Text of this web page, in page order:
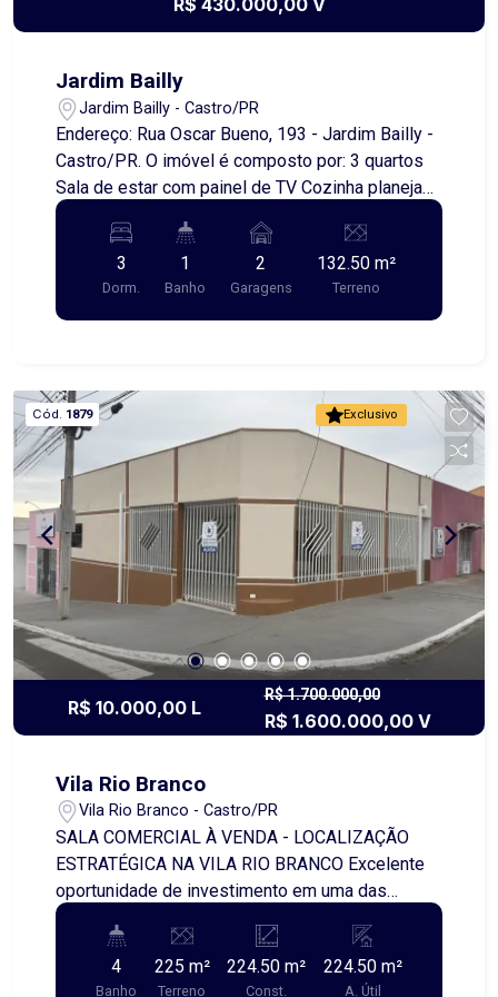
Entre em contato conosco e agende uma visita
propriedade! Venha descobrir as possibilidades
que esta chácara tem a oferecer e faça dela o
seu novo lar ou investimento!
R$ 430.000,00 V
Jardim Bailly
Jardim Bailly - Castro/PR
Endereço: Rua Oscar Bueno, 193 - Jardim Bailly -
Castro/PR. O imóvel é composto por: 3 quartos
Sala de estar com painel de TV Cozinha planejada
Banheiro social Área de serviço Garagem com
churrasqueira Vaga para 2 carros Uma ótima
oportunidade para você que busca conforto e
praticidade em um dos bairros mais desejados
da cidade!
3
Dorm.
1
Banho
2
Garagens
132.50 m²
Terreno
Exclusivo
Cód. 1879
R$ 10.000,00 L
R$ 1.700.000,00
R$ 1.600.000,00 V
Vila Rio Branco
Vila Rio Branco - Castro/PR
SALA COMERCIAL À VENDA - LOCALIZAÇÃO
ESTRATÉGICA NA VILA RIO BRANCO Excelente
oportunidade de investimento em uma das
principais regiões comerciais da Vila Rio Branco!
Rua Javert Madureira - Vila Rio Branco -
Castro/PR Sala comercial de esquina com
4
Banho
225 m²
Terreno
224.50 m²
Const.
224.50 m²
A. Útil